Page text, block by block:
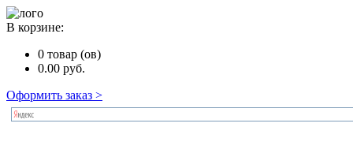
В корзине:
0 товар (ов)
0.00 руб.
Оформить заказ >